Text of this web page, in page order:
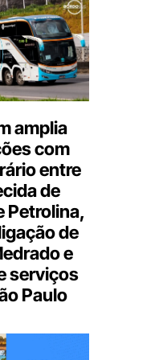
amplia
com
entre
de
Petrolina,
de
e
serviços
Paulo